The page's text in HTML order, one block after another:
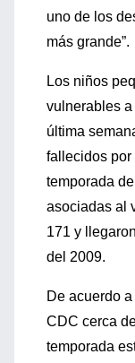
uno de los
más grande”.
Los niños
vulnerables
última
fallecidos por
temporada
asociadas al
171 y
del 2009.
De acuerdo
CDC cerca
temporada